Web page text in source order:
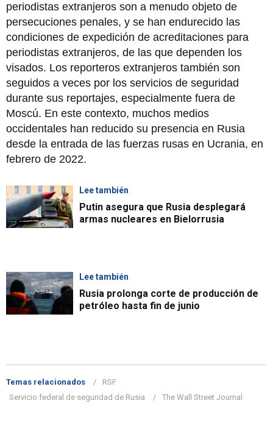
periodistas extranjeros son a menudo objeto de
persecuciones penales, y se han endurecido las
condiciones de expedición de acreditaciones para
periodistas extranjeros, de las que dependen los
visados. Los reporteros extranjeros también son
seguidos a veces por los servicios de seguridad
durante sus reportajes, especialmente fuera de
Moscú. En este contexto, muchos medios
occidentales han reducido su presencia en Rusia
desde la entrada de las fuerzas rusas en Ucrania, en
febrero de 2022.
Lee también
Putin asegura que Rusia desplegará
armas nucleares en Bielorrusia
Lee también
Rusia prolonga corte de producción de
petróleo hasta fin de junio
Temas relacionados
RSF
Servicio federal de seguridad de Rusia
The Wall Street Journal